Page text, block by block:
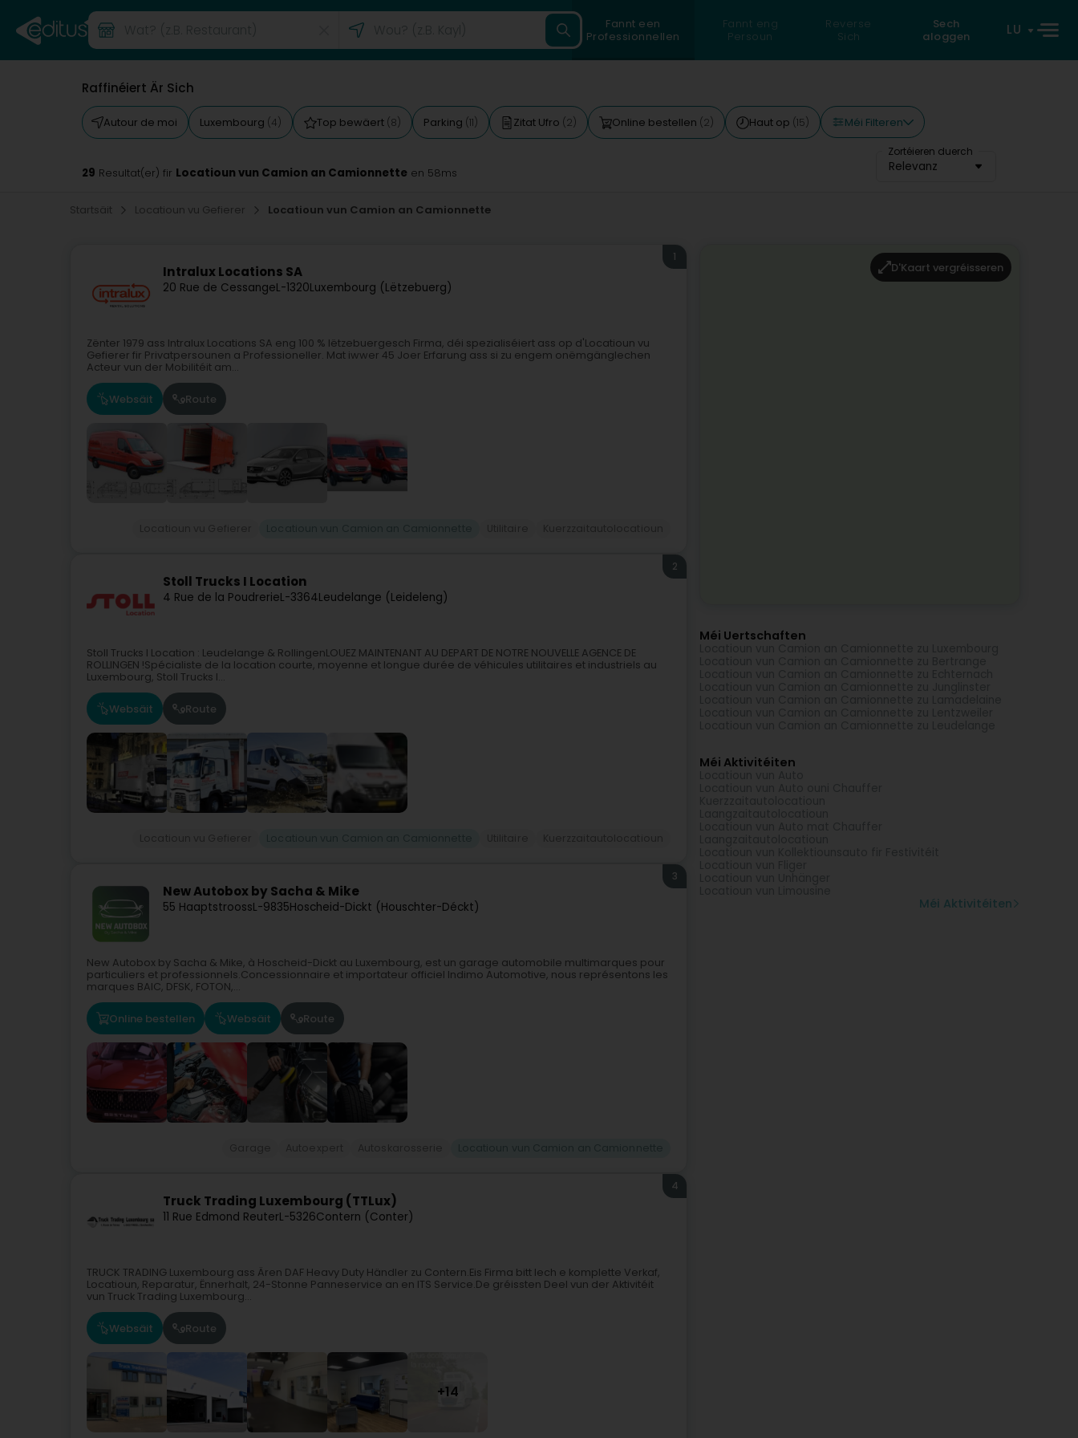
Fannt een
Professionnellen
Fannt eng
Persoun
Reverse
Sich
Sech
aloggen
LU
Raffinéiert Är Sich
Autour de moi Luxembourg (4) Top bewäert (8) Parking (11) Zitat Ufro (2) Online bestellen (2) Haut op (15) Méi Filteren
Zortéieren duerch
Relevanz
29 Resultat(er) fir Locatioun vun Camion an Camionnette en 58ms
Startsäit Locatioun vu Gefierer Locatioun vun Camion an Camionnette
Intralux Locations SA
20 Rue de CessangeL-1320Luxembourg (Lëtzebuerg)
1
Zënter 1979 ass Intralux Locations SA eng 100 % lëtzebuergesch Firma, déi spezialiséiert ass op d'Locatioun vu
Gefierer fir Privatpersounen a Professioneller. Mat iwwer 45 Joer Erfarung ass si zu engem onëmgänglechen
Acteur vun der Mobilitéit am...
Websäit Route
Stoll Trucks I Location
4 Rue de la PoudrerieL-3364Leudelange (Leideleng)
2
Stoll Trucks I Location : Leudelange & RollingenLOUEZ MAINTENANT AU DEPART DE NOTRE NOUVELLE AGENCE DE
ROLLINGEN !Spécialiste de la location courte, moyenne et longue durée de véhicules utilitaires et industriels au
Luxembourg, Stoll Trucks I...
Websäit Route
New Autobox by Sacha & Mike
55 HaaptstroossL-9835Hoscheid-Dickt (Houschter-Déckt)
3
New Autobox by Sacha & Mike, à Hoscheid-Dickt au Luxembourg, est un garage automobile multimarques pour
particuliers et professionnels.Concessionnaire et importateur officiel Indimo Automotive, nous représentons les
marques BAIC, DFSK, FOTON,...
Online bestellen Websäit Route
Truck Trading Luxembourg (TTLux)
11 Rue Edmond ReuterL-5326Contern (Conter)
4
TRUCK TRADING Luxembourg ass Ären DAF Heavy Duty Händler zu Contern.Eis Firma bitt Iech e komplette Verkaf,
Locatioun, Reparatur, Ënnerhalt, 24-Stonne Panneservice an en ITS Service.De gréissten Deel vun der Aktivitéit
vun Truck Trading Luxembourg...
Websäit Route
+14
D'Kaart vergréisseren
Méi Uertschaften
Méi Aktivitéiten
Méi Aktivitéiten